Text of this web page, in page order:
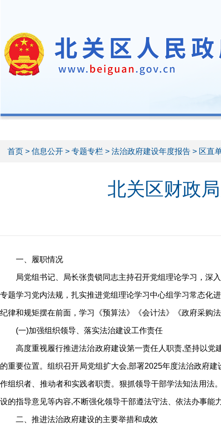
首页 > 信息公开 > 专题专栏 > 法治政府建设年度报告 > 区直
北关区财政
一、履职情况
局党组书记、局长张贵锁同志主持召开党组理论学习，深
专题学习党内法规，扎实推进党组理论学习中心组学习常态化
纪律和规矩摆在前面，学习《预算法》《会计法》《政府采购
(一)加强组织领导、落实法治建设工作责任
高度重视履行推进法治政府建设第一责任人职责,坚持以
的重要位置。组织召开局党组扩大会,部署2025年度法治政府
作组织者、推动者和实践者职责。狠抓领导干部学法知法用法
设的指导意见等内容,不断强化领导干部遵法守法、依法办事能
二、推进法治政府建设的主要举措和成效